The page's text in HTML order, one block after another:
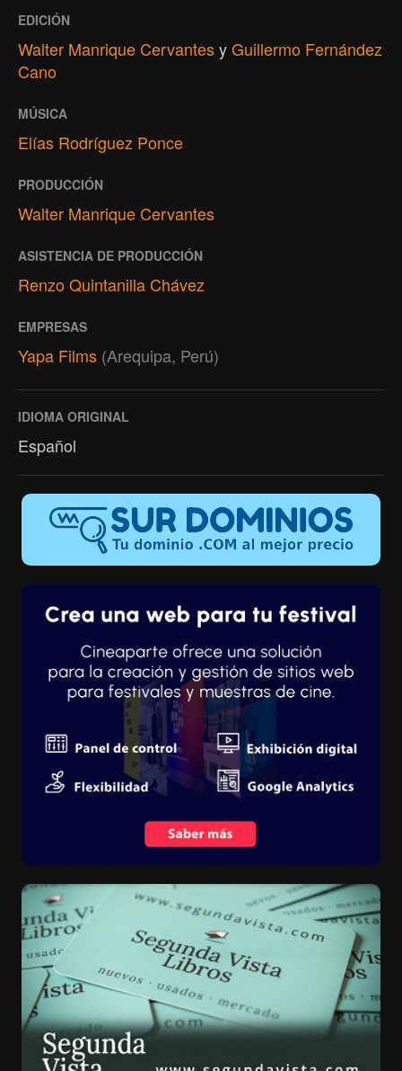
EDICIÓN
Walter Manrique CervantesyGuillermo Fernández
Cano
MÚSICA
Elías Rodríguez Ponce
PRODUCCIÓN
Walter Manrique Cervantes
ASISTENCIA DE PRODUCCIÓN
Renzo Quintanilla Chávez
EMPRESAS
Yapa Films (Arequipa, Perú)
IDIOMA ORIGINAL
Español